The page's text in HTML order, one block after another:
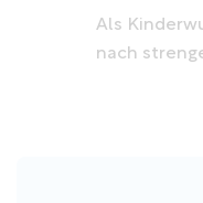
Als
nach